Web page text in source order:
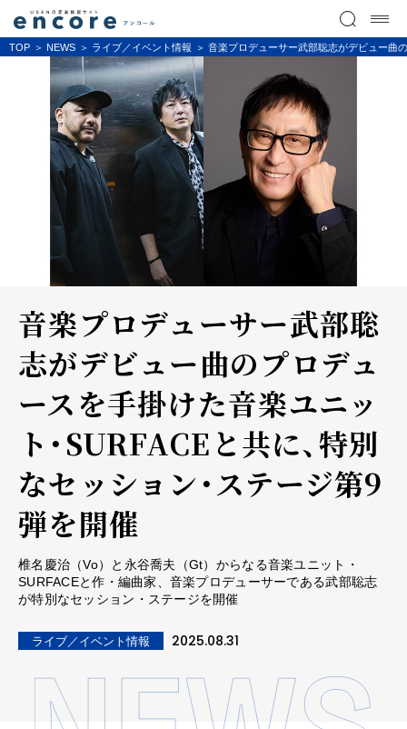
TOP NEWS ライブ／イベント情報 音楽プロデューサー武部聡志がデビュー曲
音楽プロデューサー武部聡
志がデビュー曲のプロデュ
ースを手掛けた音楽ユニッ
ト・SURFACEと共に、特別
なセッション・ステージ第9
弾を開催
椎名慶治（Vo）と永谷喬夫（Gt）からなる音楽ユニット・
SURFACEと作・編曲家、音楽プロデューサーである武部聡志
が特別なセッション・ステージを開催
ライブ／イベント情報 2025.08.31